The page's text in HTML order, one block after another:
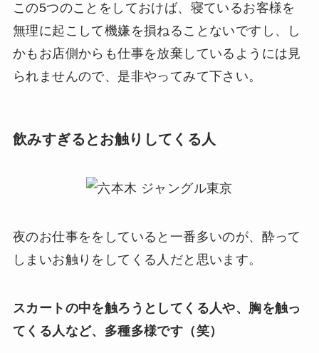
この5つのことをしておけば、寝ているお客様を
無理に起こして機嫌を損ねることないですし、し
かもお店側からも仕事を放棄しているようには見
られませんので、是非やってみて下さい。
飲みすぎるとお触りしてくる人
夜のお仕事ををしていると一番多いのが、酔って
しまいお触りをしてくる人だと思います。
スカートの中を触ろうとしてくる人や、胸を触っ
てくる人など、多種多様です（笑）